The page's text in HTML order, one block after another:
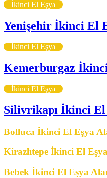
İkinci El Eşya
Yenişehir İkinci El
İkinci El Eşya
Kemerburgaz
İkinci El Eşya
Silivrikapı İkinci
Bolluca İkinci El Eşya
Kirazlıtepe İkinci El
Bebek İkinci El Eşya